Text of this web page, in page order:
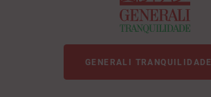
GENERALI TRANQUILIDADE